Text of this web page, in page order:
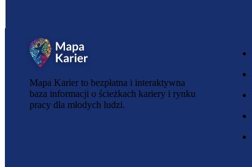
Mapa Karier to bezpłatna i interaktywna
baza informacji o ścieżkach kariery i rynku
pracy dla młodych ludzi.